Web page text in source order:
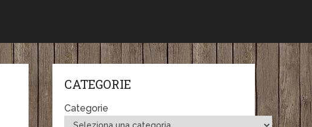
CATEGORIE
Categorie